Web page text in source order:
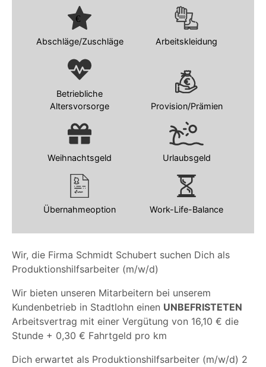
Wir, die Firma Schmidt Schubert suchen Dich als
Produktionshilfsarbeiter (m/w/d)
Wir bieten unseren Mitarbeitern bei unserem
Kundenbetrieb in Stadtlohn einen UNBEFRISTETEN
Arbeitsvertrag mit einer Vergütung von 16,10 € die
Stunde + 0,30 € Fahrtgeld pro km
Dich erwartet als Produktionshilfsarbeiter (m/w/d) 2
Abschläge/Zuschläge Arbeitskleidung
Betriebliche
Altersvorsorge
Provision/Prämien
Weihnachtsgeld Urlaubsgeld
Übernahmeoption Work-Life-Balance